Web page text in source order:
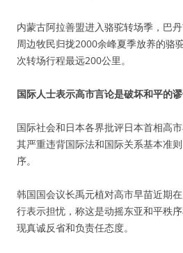
内蒙古阿拉善盟进入骆驼转场季，巴
周边牧民归拢2000余峰夏季放养的骆
次转场行程最远200公里。
国际人士表示高市言论是破坏和平的
国际社会和日本各界批评日本首相高
其严重违背国际法和国际关系基本准
序。
韩国国会议长禹元植对高市早苗近期
行表示担忧，称这是动摇东亚和平秩
现真诚反省和负责任态度。